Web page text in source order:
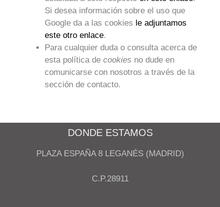
Si desea información sobre el uso que
Google da a las cookies le adjuntamos
este otro enlace.
Para cualquier duda o consulta acerca de
esta política de cookies no dude en
comunicarse con nosotros a través de la
sección de contacto.
DONDE ESTAMOS
PLAZA ESPAÑA 8 LEGANÉS (MADRID)
C.P.28911